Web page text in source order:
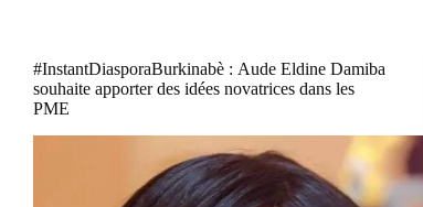
#InstantDiasporaBurkinabè : Aude Eldine Damiba
souhaite apporter des idées novatrices dans les
PME